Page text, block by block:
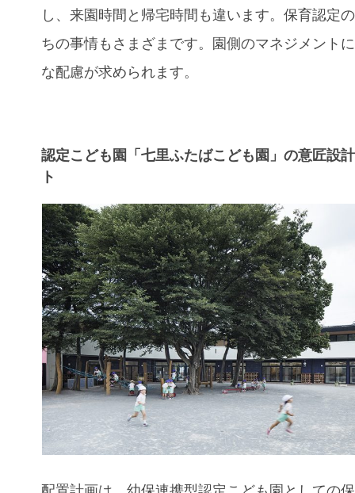
し、来園時間と帰宅時間も違います。保育認定
ちの事情もさまざまです。園側のマネジメント
な配慮が求められます。
認定こども園「七里ふたばこども園」の意匠設
ト